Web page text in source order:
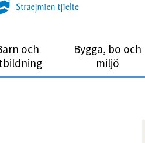
och
Bygga, bo och
miljö